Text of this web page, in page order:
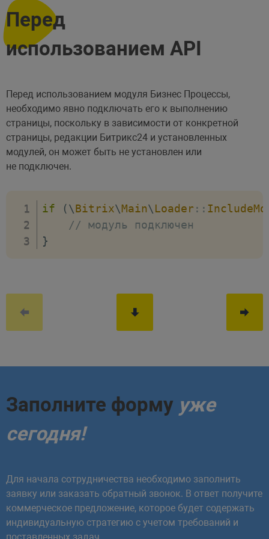
Перед
использованием API
Перед использованием модуля Бизнес Процессы,
необходимо явно подключать его к выполнению
страницы, поскольку в зависимости от конкретной
страницы, редакции Битрикс24 и установленных
модулей, он может быть не установлен или
не подключен.
if (\Bitrix\Main\ Loader ::
// модуль подключен
}
Заполните форму уже
сегодня!
Для начала сотрудничества необходимо заполнить
заявку или заказать обратный звонок. В ответ получите
коммерческое предложение, которое будет содержать
индивидуальную стратегию с учетом требований и
поставленных задач